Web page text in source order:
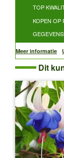
TOP
KOPEN OP
Meer informatie
Dit